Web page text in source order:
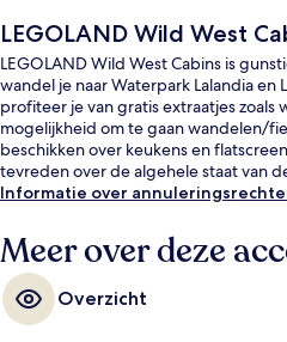
LEGOLAND Wild West
LEGOLAND Wild West Cabins is
wandel je naar Waterpark Lalandia en
profiteer je van gratis extraatjes zoals
mogelijkheid om te gaan wandelen/
beschikken over keukens en
tevreden over de algehele staat van
Informatie over
Meer over deze
Overzicht